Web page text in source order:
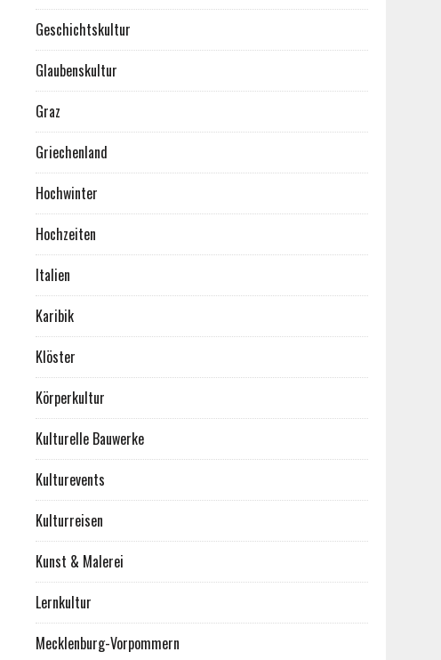
Geschichtskultur
Glaubenskultur
Graz
Griechenland
Hochwinter
Hochzeiten
Italien
Karibik
Klöster
Körperkultur
Kulturelle Bauwerke
Kulturevents
Kulturreisen
Kunst & Malerei
Lernkultur
Mecklenburg-Vorpommern